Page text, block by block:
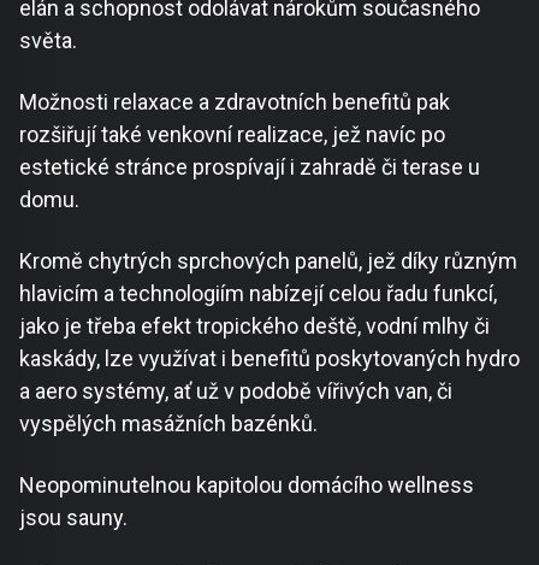
elán a schopnost odolávat nárokům současného
světa.
Možnosti relaxace a zdravotních benefitů pak
rozšiřují také venkovní realizace, jež navíc po
estetické stránce prospívají i zahradě či terase u
domu.
Kromě chytrých sprchových panelů, jež díky různým
hlavicím a technologiím nabízejí celou řadu funkcí,
jako je třeba efekt tropického deště, vodní mlhy či
kaskády, lze využívat i benefitů poskytovaných hydro
a aero systémy, ať už v podobě vířivých van, či
vyspělých masážních bazénků.
Neopominutelnou kapitolou domácího wellness
jsou sauny.